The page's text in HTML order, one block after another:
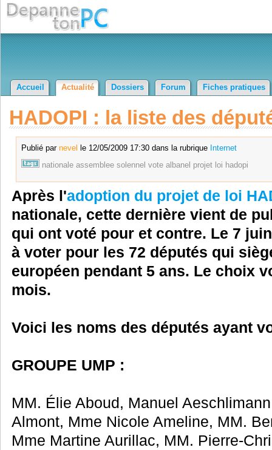
Accueil Actualité Dossiers Forum Fiches pratiques
HADOPI : la liste des
Publié par nevel le 12/05/2009 17:30 dans la rubrique Internet
nationale assemblee solennel vote albanel projet loi hadopi
Après l'adoption du projet de loi
nationale, cette dernière vient de
qui ont voté pour et contre. Le 7
à voter pour les 72 députés qui
européen pendant 5 ans. Le choix
mois.
Voici les noms des députés ayant
GROUPE UMP :
MM. Élie Aboud, Manuel
Almont, Mme Nicole Ameline, MM.
Mme Martine Aurillac, MM. Pierre-